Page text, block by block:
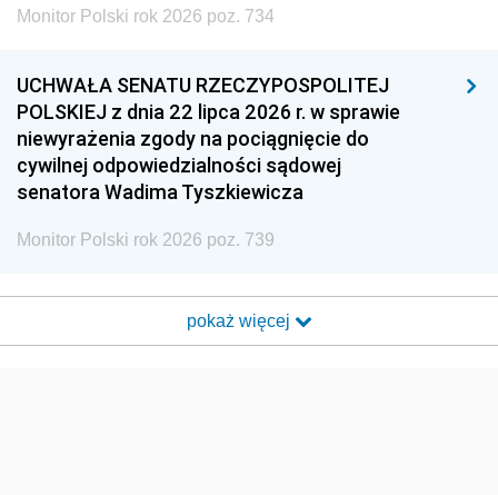
Monitor Polski rok 2026 poz. 734
UCHWAŁA SENATU RZECZYPOSPOLITEJ
POLSKIEJ z dnia 22 lipca 2026 r. w sprawie
niewyrażenia zgody na pociągnięcie do
cywilnej odpowiedzialności sądowej
senatora Wadima Tyszkiewicza
Monitor Polski rok 2026 poz. 739
pokaż więcej